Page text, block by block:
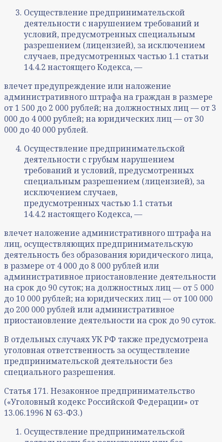
Осуществление предпринимательской
деятельности с нарушением требований и
условий, предусмотренных специальным
разрешением (лицензией), за исключением
случаев, предусмотренных частью 1.1 статьи
14.4.2 настоящего Кодекса, —
влечет предупреждение или наложение
административного штрафа на граждан в размере
от 1 500 до 2 000 рублей; на должностных лиц — от 3
000 до 4 000 рублей; на юридических лиц — от 30
000 до 40 000 рублей.
Осуществление предпринимательской
деятельности с грубым нарушением
требований и условий, предусмотренных
специальным разрешением (лицензией), за
исключением случаев,
предусмотренных частью 1.1 статьи
14.4.2 настоящего Кодекса, —
влечет наложение административного штрафа на
лиц, осуществляющих предпринимательскую
деятельность без образования юридического лица,
в размере от 4 000 до 8 000 рублей или
административное приостановление деятельности
на срок до 90 суток; на должностных лиц — от 5 000
до 10 000 рублей; на юридических лиц — от 100 000
до 200 000 рублей или административное
приостановление деятельности на срок до 90 суток.
В отдельных случаях УК РФ также предусмотрена
уголовная ответственность за осуществление
предпринимательской деятельности без
специального разрешения.
Статья 171. Незаконное предпринимательство
(«Уголовный кодекс Российской Федерации» от
13.06.1996 N 63-ФЗ.)
Осуществление предпринимательской